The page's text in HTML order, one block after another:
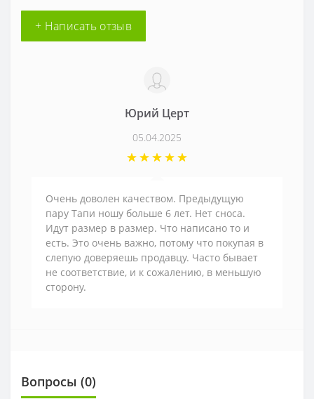
+ Написать отзыв
Юрий Церт
05.04.2025
Очень доволен качеством. Предыдущую
пару Тапи ношу больше 6 лет. Нет сноса.
Идут размер в размер. Что написано то и
есть. Это очень важно, потому что покупая в
слепую доверяешь продавцу. Часто бывает
не соответствие, и к сожалению, в меньшую
сторону.
Вопросы (0)